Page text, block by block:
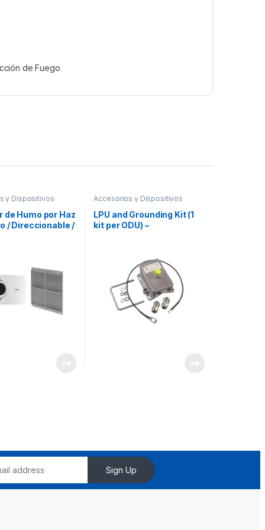
de Fuego
y Dispositivos
de Humo por Haz
/ Direccionable /
Accesorios y Dispositivos
Fuego
LPU and Grounding Kit (1
kit per ODU) –
Sign Up